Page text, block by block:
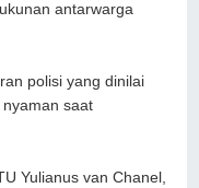
antarwarga
polisi yang dinilai
saat
Yulianus van Chanel,